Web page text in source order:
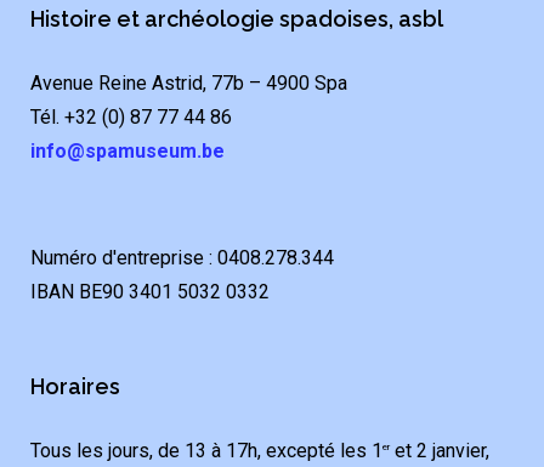
Histoire et archéologie spadoises, asbl
Avenue Reine Astrid, 77b – 4900 Spa
Tél. +32 (0) 87 77 44 86
info@spamuseum.be
Numéro d'entreprise : 0408.278.344
IBAN BE90 3401 5032 0332
Horaires
Tous les jours, de 13 à 17h, excepté les 1 eret 2 janvier,